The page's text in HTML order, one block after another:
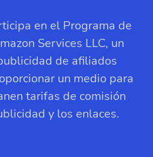
en el Programa de
Services LLC, un
de afiliados
un medio para
tarifas de comisión
y los enlaces.